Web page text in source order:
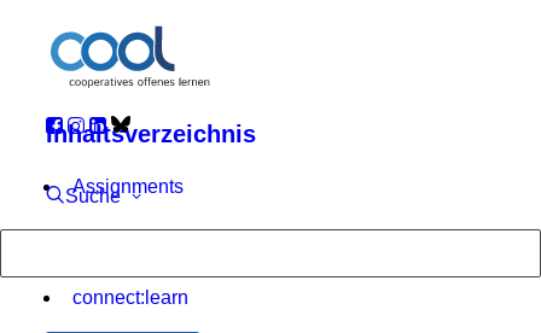
Suche
Inhaltsverzeichnis
Assignments
connect:learn